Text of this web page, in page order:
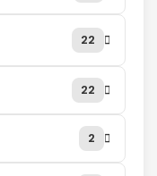
22
22
2